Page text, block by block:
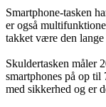
Smartphone-tasken
er også
takket være den lange
Skuldertasken måler
smartphones på op
med sikkerhed og er